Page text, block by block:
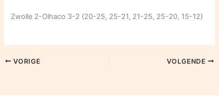
Zwolle 2-Olhaco 3-2 (20-25, 25-21, 21-25, 25-20, 15-12)
VORIGE VOLGENDE